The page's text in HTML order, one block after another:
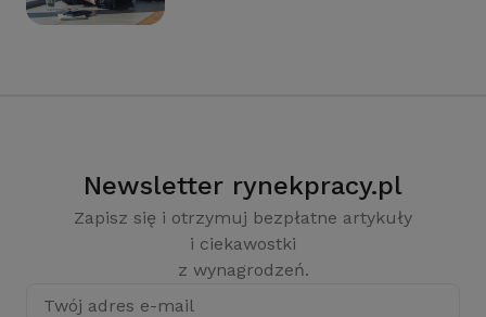
Newsletter rynekpracy.pl
Zapisz się i otrzymuj bezpłatne artykuły
i ciekawostki
z wynagrodzeń.
Twój adres e-mail